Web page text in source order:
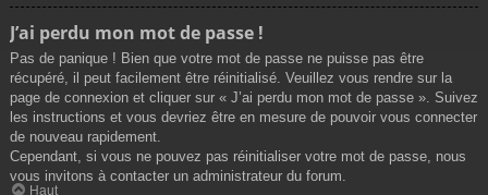
J’ai perdu mon mot de passe !
Pas de panique ! Bien que votre mot de passe ne puisse pas être
récupéré, il peut facilement être réinitialisé. Veuillez vous rendre sur la
page de connexion et cliquer sur « J’ai perdu mon mot de passe ». Suivez
les instructions et vous devriez être en mesure de pouvoir vous connecter
de nouveau rapidement.
Cependant, si vous ne pouvez pas réinitialiser votre mot de passe, nous
vous invitons à contacter un administrateur du forum.
Haut